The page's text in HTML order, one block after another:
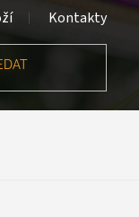
Kontakty